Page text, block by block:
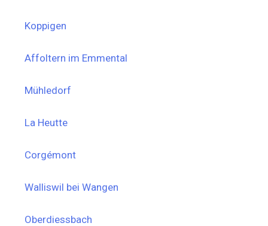
Koppigen
Affoltern im Emmental
Mühledorf
La Heutte
Corgémont
Walliswil bei Wangen
Oberdiessbach